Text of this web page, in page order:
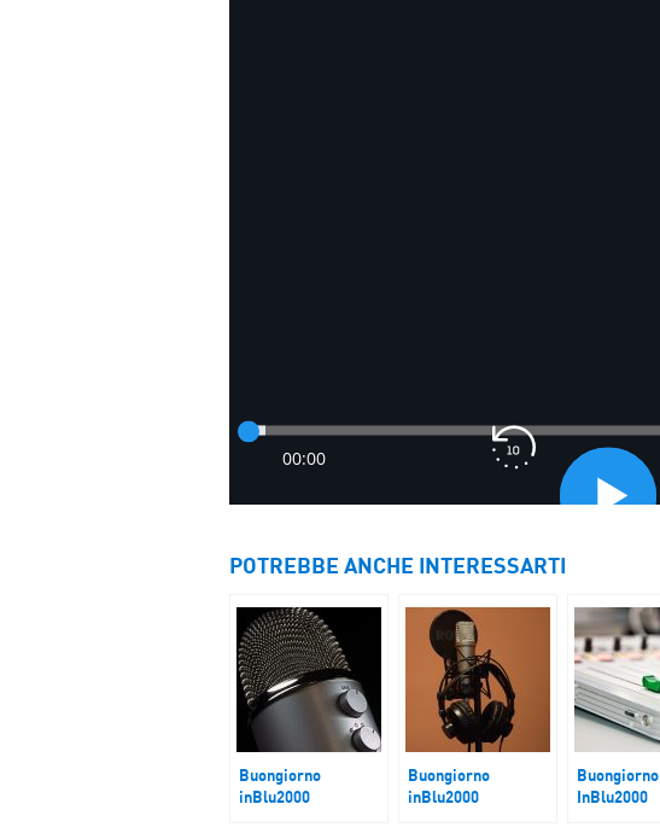
POTREBBE ANCHE INTERESSARTI
Buongiorno
inBlu2000
Buongiorno
inBlu2000
Buongiorno
InBlu2000